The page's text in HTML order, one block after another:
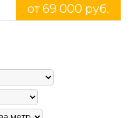
от 69 000 руб.